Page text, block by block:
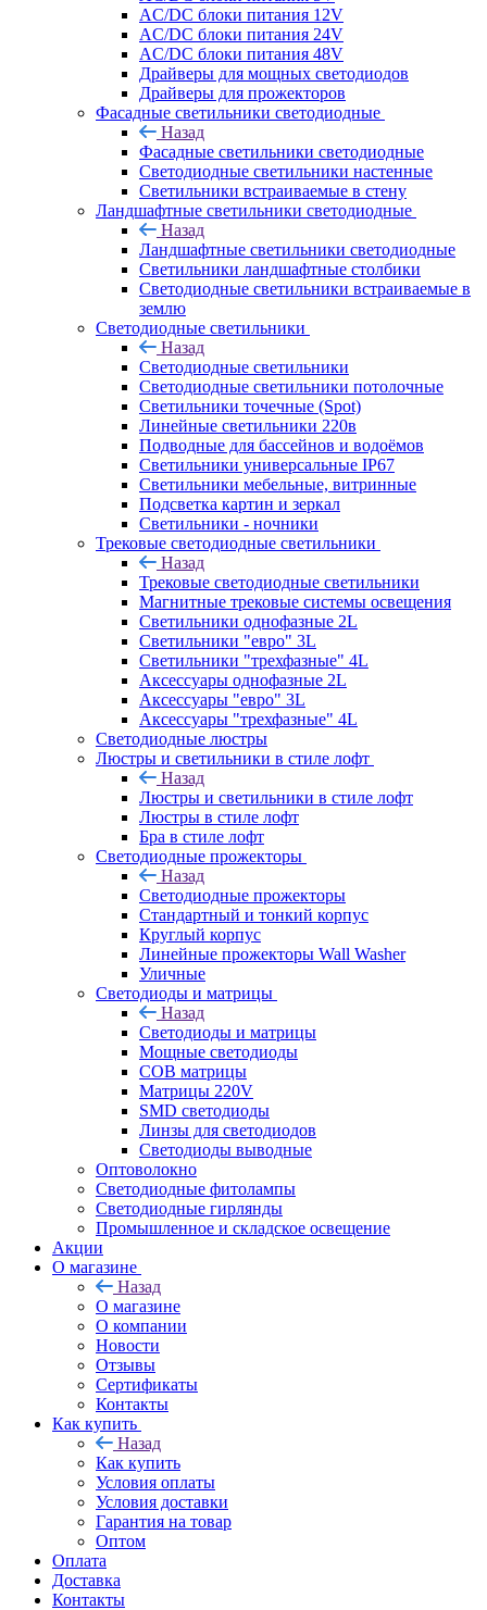
AC/DC блоки питания 12V
AC/DC блоки питания 24V
AC/DC блоки питания 48V
Драйверы для мощных светодиодов
Драйверы для прожекторов
Фасадные светильники светодиодные
Назад
Фасадные светильники светодиодные
Светодиодные светильники настенные
Светильники встраиваемые в стену
Ландшафтные светильники светодиодные
Назад
Ландшафтные светильники светодиодные
Светильники ландшафтные столбики
Светодиодные светильники встраиваемые в
землю
Светодиодные светильники
Назад
Светодиодные светильники
Светодиодные светильники потолочные
Светильники точечные (Spot)
Линейные светильники 220в
Подводные для бассейнов и водоёмов
Светильники универсальные IP67
Светильники мебельные, витринные
Подсветка картин и зеркал
Светильники - ночники
Трековые светодиодные светильники
Назад
Трековые светодиодные светильники
Магнитные трековые системы освещения
Светильники однофазные 2L
Светильники "евро" 3L
Светильники "трехфазные" 4L
Аксессуары однофазные 2L
Аксессуары "евро" 3L
Аксессуары "трехфазные" 4L
Светодиодные люстры
Люстры и светильники в стиле лофт
Назад
Люстры и светильники в стиле лофт
Люстры в стиле лофт
Бра в стиле лофт
Светодиодные прожекторы
Назад
Светодиодные прожекторы
Стандартный и тонкий корпус
Круглый корпус
Линейные прожекторы Wall Washer
Уличные
Светодиоды и матрицы
Назад
Светодиоды и матрицы
Мощные светодиоды
COB матрицы
Матрицы 220V
SMD светодиоды
Линзы для светодиодов
Светодиоды выводные
Оптоволокно
Светодиодные фитолампы
Светодиодные гирлянды
Промышленное и складское освещение
Акции
О магазине
Назад
О магазине
О компании
Новости
Отзывы
Сертификаты
Контакты
Как купить
Назад
Как купить
Условия оплаты
Условия доставки
Гарантия на товар
Оптом
Оплата
Доставка
Контакты